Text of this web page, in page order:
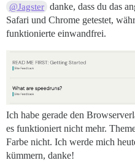
@Jagster danke, dass du das
Safari und Chrome getestet,
funktionierte einwandfrei.
Ich habe gerade den
es funktioniert nicht mehr.
Farbe nicht. Ich werde mich
kümmern, danke!